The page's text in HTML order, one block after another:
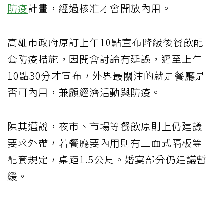
防疫計畫，經過核准才會開放內用。
高雄市政府原訂上午10點宣布降級後餐飲配
套防疫措施，因開會討論有延誤，遲至上午
10點30分才宣布，外界最關注的就是餐廳是
否可內用，兼顧經濟活動與防疫。
陳其邁說，夜市、市場等餐飲原則上仍建議
要求外帶，若餐廳要內用則有三面式隔板等
配套規定，桌距1.5公尺。婚宴部分仍建議暫
緩。